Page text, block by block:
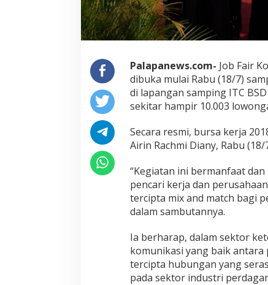
Palapanews.com- Job Fair
dibuka mulai Rabu (18/7)
di lapangan samping ITC
sekitar hampir 10.003
Secara resmi, bursa kerja
Airin Rachmi Diany, Rabu (18/
“Kegiatan ini bermanfaat
pencari kerja dan
tercipta mix and match bagi
dalam sambutannya.
Ia berharap, dalam sektor
komunikasi yang baik
tercipta hubungan yang
pada sektor industri